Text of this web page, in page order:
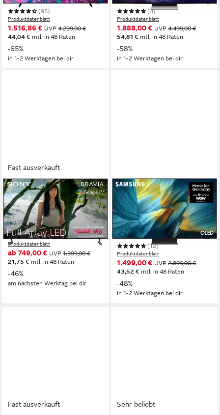
(95)
Produktdatenblatt
1.516,86 € UVP 4.299,00 €
44,04 € mtl. in 48 Raten
-65%
in 1-2 Werktagen bei dir
(3)
Produktdatenblatt
1.888,00 € UVP 4.499,00 €
54,81 € mtl. in 48 Raten
-58%
in 1-2 Werktagen bei dir
Fast ausverkauft
SONY
KD-55X85L LED-Fernseher
139 cm/55 Zoll Diagonale
LED
Bildschirmtechnologie
4K Ultra HD Auflösung
(119)
Produktdatenblatt
ab 749,00 € UVP 1.399,00 €
21,75 € mtl. in 48 Raten
-46%
am nächsten Werktag bei dir
SAMSUNG
GQ55S95FAT OLED-
Fernseher
138 cm/55 Zoll Diagonale
OLED Bildschirmtechnologie
4K Ultra HD
Auflösung
(12)
Produktdatenblatt
1.499,00 € UVP 2.899,00 €
43,52 € mtl. in 48 Raten
-48%
in 1-2 Werktagen bei dir
Fast ausverkauft Sehr beliebt